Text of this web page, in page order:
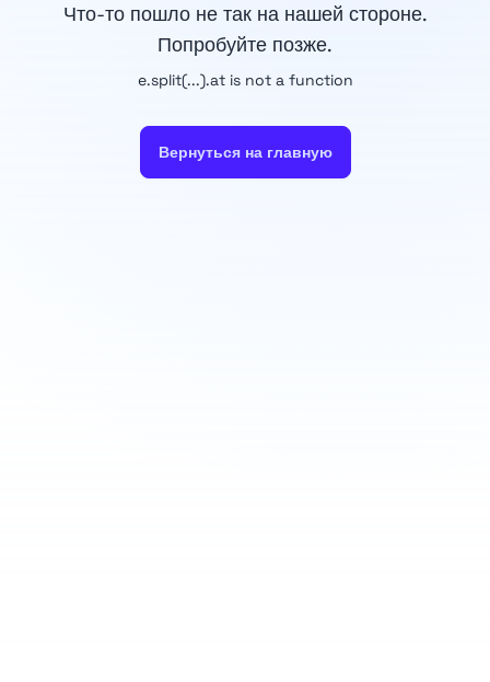
Что-то пошло не так на нашей стороне.
Попробуйте позже.
e.split(...).at is not a function
Вернуться на главную